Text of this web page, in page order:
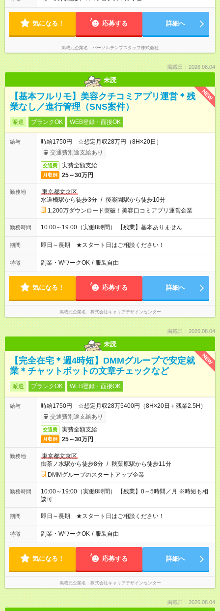
気になる！ 応募する 詳細へ
掲載元企業名 パーソルテンプスタッフ株式会社
掲載日：2026.08.04
未読
NEW
【基本フルリモ】美容クチコミアプリ運営＊残
業なし／進行管理（SNS案件）
派遣 ブランクOK WEB登録・面接OK
給与
時給1750円 ☆想定月収28万円（8H×20日）
交通費別途支給あり
交通費 実費全額支給
月収例 25～30万円
勤務地
東京都文京区
水道橋駅から徒歩3分 / 後楽園駅から徒歩10分
1,200万ダウンロード突破！美容口コミアプリ運営企業
勤務時間 10:00～19:00（実働8時間） 【残業】基本ありません
期間 即日～長期 ★スタート日はご相談ください！
特徴 副業・WワークOK / 服装自由
気になる！ 応募する 詳細へ
掲載元企業名 株式会社キャリアデザインセンター
掲載日：2026.08.04
未読
NEW
【完全在宅＊週4時短】DMMグループで安定就
業＊チャットボットの文章チェックなど
派遣 ブランクOK WEB登録・面接OK
給与
時給1750円 ☆想定月収28万5400円（8H×20日＋残業2.5H）
交通費別途支給あり
交通費 実費全額支給
月収例 25～30万円
勤務地
東京都文京区
御茶ノ水駅から徒歩8分 / 秋葉原駅から徒歩11分
DMMグループのスタートアップ企業
勤務時間
10:00～19:00（実働8時間） 【残業】0～5時間／月 ※時短も相
談可
期間 即日～長期 ★スタート日はご相談ください！
特徴 副業・WワークOK / 服装自由
気になる！ 応募する 詳細へ
掲載元企業名 株式会社キャリアデザインセンター
掲載日：2026.08.04